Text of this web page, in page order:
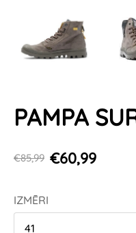
PAMPA
€85,99 €60,99
IZMĒRI